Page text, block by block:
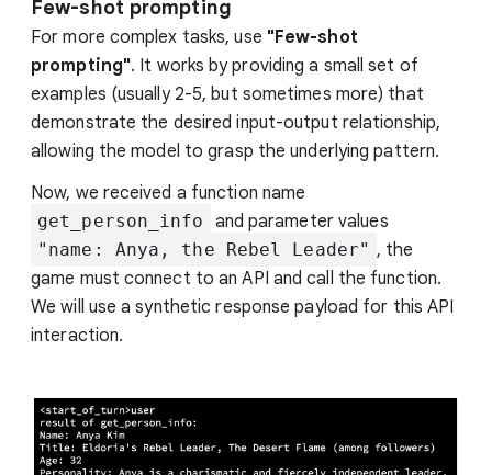
Few-shot prompting
For more complex tasks, use "Few-shot
prompting". It works by providing a small set of
examples (usually 2-5, but sometimes more) that
demonstrate the desired input-output relationship,
allowing the model to grasp the underlying pattern.
Now, we received a function name
get_person_info and parameter values
"name: Anya, the Rebel Leader" , the
game must connect to an API and call the function.
We will use a synthetic response payload for this API
interaction.